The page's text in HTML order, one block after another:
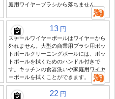
庭用ワイヤーブラシから落ちません
13 円
スチールワイヤーボールはワイヤーから
外れません。大型の商業用ブラシ用ポッ
トボールクリーニングボールには、ポッ
トボールを拭くためのハンドル付きで
す。キッチンの食器洗いや家庭用ワイヤ
ーボールを拭くことができます。
22 円